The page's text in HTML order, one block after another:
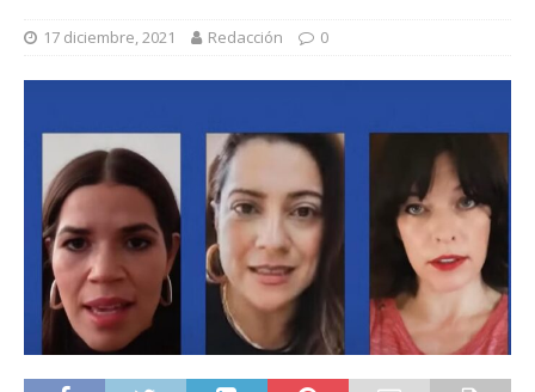
17 diciembre, 2021 Redacción 0